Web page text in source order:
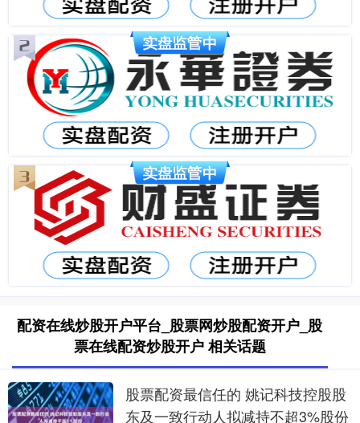
配资在线炒股开户平台_股票网炒股配资开户_股
票在线配资炒股开户 相关话题
股票配资最信任的 姚记科技控股股
东及一致行动人拟减持不超3%股份